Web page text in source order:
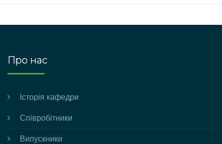
Про нас
Історія кафедри
Співробітники
Випускники